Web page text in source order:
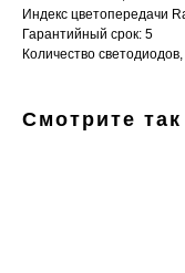
Индекс цветопередачи
Гарантийный срок: 5
Количество
Смотрите
+7 (938) 874-70-07
Адрес магазина: